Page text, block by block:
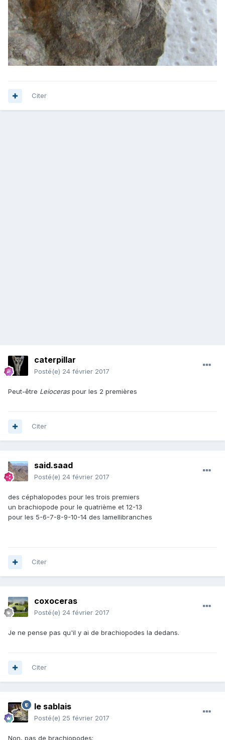
Citer
caterpillar
Posté(e) 24 février 2017
Peut-être Leioceraspour les 2 premières
Citer
said.saad
Posté(e) 24 février 2017
des céphalopodes pour les trois premiers
un brachiopode pour le quatrième et 12-13
pour les 5-6-7-8-9-10-14 des lamellibranches
Citer
coxoceras
Posté(e) 24 février 2017
Je ne pense pas qu'il y ai de brachiopodes la dedans.
Citer
le sablais
Posté(e) 25 février 2017
Non, pas de brachiopodes;